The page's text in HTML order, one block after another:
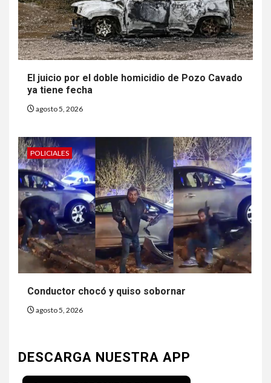
El juicio por el doble homicidio de Pozo Cavado
ya tiene fecha
agosto 5, 2026
POLICIALES
Conductor chocó y quiso sobornar
agosto 5, 2026
DESCARGA NUESTRA APP